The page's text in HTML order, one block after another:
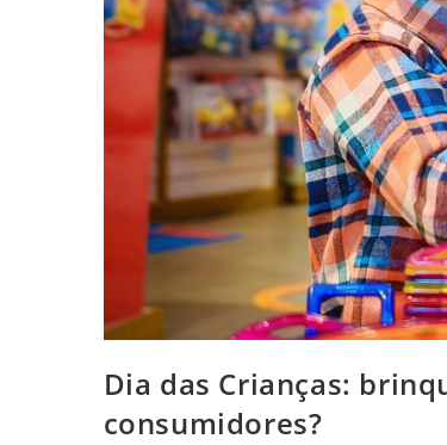
Dia das Crianças:
consumidores?